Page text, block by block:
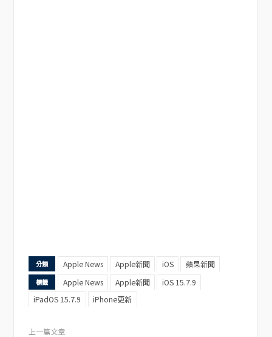
分類 Apple News Apple新聞 iOS 蘋果新聞
標籤 Apple News Apple新聞
iOS 15.7.9
iPadOS 15.7.9
iPhone更新
上一篇文章